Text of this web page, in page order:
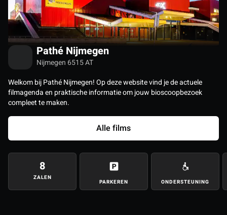
Pathé Nijmegen
Nijmegen 6515 AT
Welkom bij Pathé Nijmegen! Op deze website vind je de actuele
filmagenda en praktische informatie om jouw bioscoopbezoek
compleet te maken.
Alle films
8
ZALEN
PARKEREN ONDERSTEUNING